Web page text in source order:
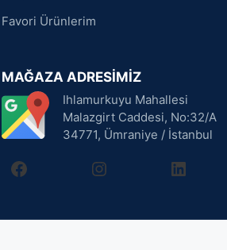
Favori Ürünlerim
MAĞAZA ADRESİMİZ
Ihlamurkuyu Mahallesi
Malazgirt Caddesi, No:32/A
34771, Ümraniye / İstanbul
facebookinstagramlinkedin